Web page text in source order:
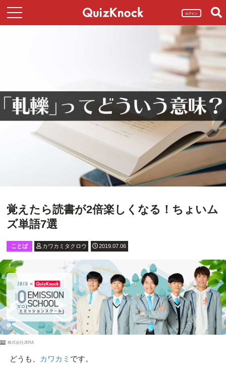
ログイン
覚えたら読書が2倍楽しくなる！ちょいム
ズ単語7選
ことば カワカミタクロウ 2019.07.06
PR 株式会社JERA
どうも、 カワカミ です。